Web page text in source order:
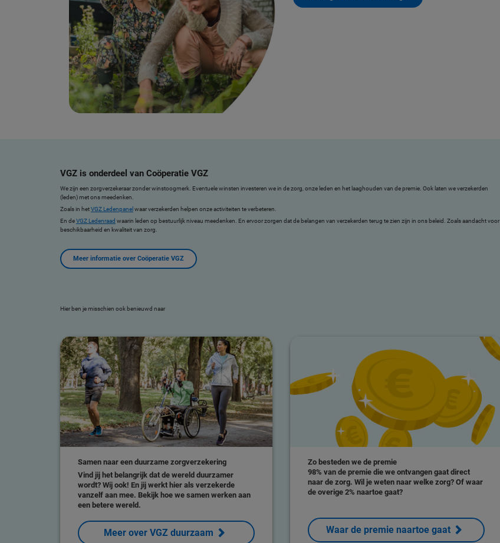
VGZ is onderdeel van Coöperatie VGZ
We zijn een zorgverzekeraar zonder winstoogmerk. Eventuele winsten investeren we in de zorg, onze leden en het laaghouden van de premie. Ook laten we verzekerden
(leden) met ons meedenken.
Zoals in hetVGZ Ledenpanel waar verzekerden helpen onze activiteiten te verbeteren.
En deVGZ Ledenraad waarin leden op bestuurlijk niveau meedenken. En ervoor zorgen dat de belangen van verzekerden terug te zien zijn in ons beleid. Zoals aandacht voor
beschikbaarheid en kwaliteit van zorg.
Meer informatie over Coöperatie VGZ
Hier ben je misschien ook benieuwd naar
Samen naar een duurzame zorgverzekering
Vind jij het belangrijk dat de wereld duurzamer
wordt? Wij ook! En jij werkt hier als verzekerde
vanzelf aan mee. Bekijk hoe we samen werken aan
een betere wereld.
Meer over VGZ duurzaam
Zo besteden we de premie
98% van de premie die we ontvangen gaat direct
naar de zorg. Wil je weten naar welke zorg? Of waar
de overige 2% naartoe gaat?
Waar de premie naartoe gaat